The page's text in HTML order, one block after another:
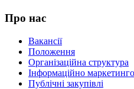
Про нас
Вакансії
Положення
Організаційна структура
Інформаційно
Публічні закупівлі